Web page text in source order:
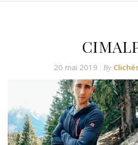
20 mai 2019 By